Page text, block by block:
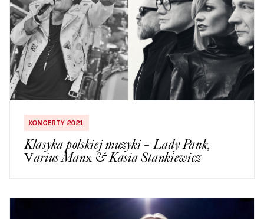
KONCERTY 2021
Klasyka polskiej muzyki – Lady Pank,
Varius Manx & Kasia Stankiewicz